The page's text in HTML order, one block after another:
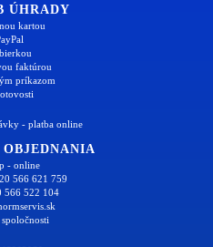
ÚHRADY
kartou
faktúrou
príkazom
- platba online
- online
566 621 759
566 522 104